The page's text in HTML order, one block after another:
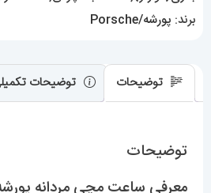
برند: پورشه/Porsche
توضیحات توضیحات
توضیحات